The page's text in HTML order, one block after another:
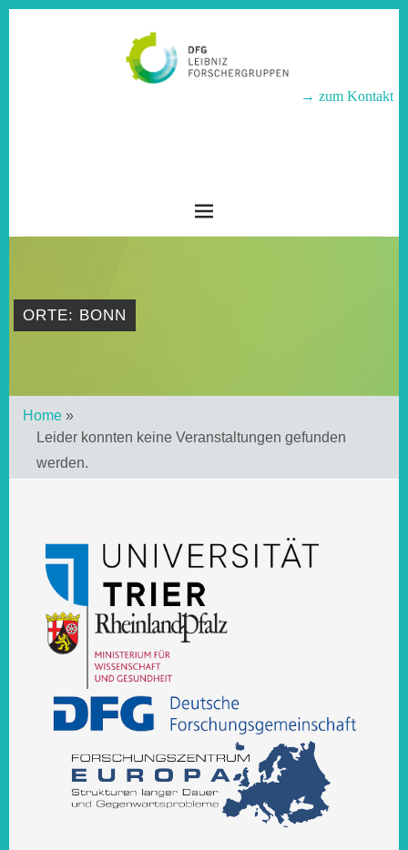
→ zum Kontakt
ORTE: BONN
Home »
Leider konnten keine Veranstaltungen gefunden
werden.